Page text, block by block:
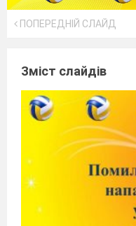
ПОПЕРЕДНІЙ СЛАЙД
Зміст слайдів